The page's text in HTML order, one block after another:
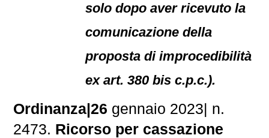
solo dopo aver ricevuto la
comunicazione della
proposta di improcedibilità
ex art. 380 bis c.p.c.).
Ordinanza|26 gennaio 2023| n.
2473. Ricorso per cassazione